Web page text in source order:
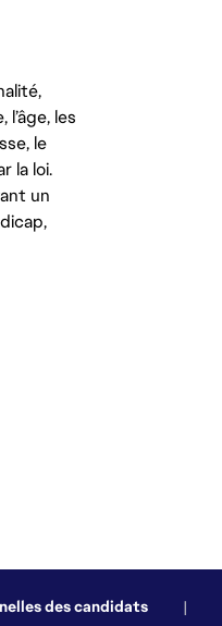
les
le
la loi.
un
des candidats |